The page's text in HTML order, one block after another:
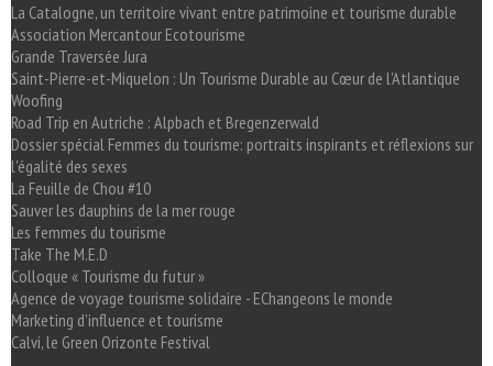
La Catalogne, un territoire vivant entre patrimoine et tourisme durable
Association Mercantour Ecotourisme
Grande Traversée Jura
Saint-Pierre-et-Miquelon : Un Tourisme Durable au Cœur de l'Atlantique
Woofing
Road Trip en Autriche : Alpbach et Bregenzerwald
Dossier spécial Femmes du tourisme: portraits inspirants et réflexions sur
l'égalité des sexes
La Feuille de Chou #10
Sauver les dauphins de la mer rouge
Les femmes du tourisme
Take The M.E.D
Colloque « Tourisme du futur »
Agence de voyage tourisme solidaire - EChangeons le monde
Marketing d'influence et tourisme
Calvi, le Green Orizonte Festival